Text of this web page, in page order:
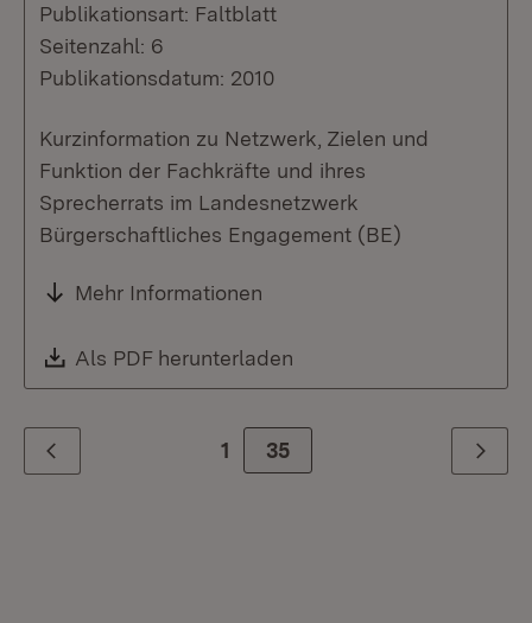
Publikationsart: Faltblatt
Seitenzahl: 6
Publikationsdatum: 2010
Kurzinformation zu Netzwerk, Zielen und
Funktion der Fachkräfte und ihres
Sprecherrats im Landesnetzwerk
Bürgerschaftliches Engagement (BE)
Mehr Informationen
Download:
Als PDF herunterladen
Zurück 1 Zur Seite
35 Weiter